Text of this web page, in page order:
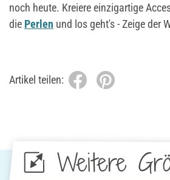
noch heute. Kreiere einzigartige
die Perlen und los geht's - Zeige der
Artikel teilen:
Weitere